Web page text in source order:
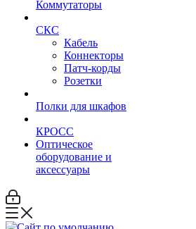
Коммутаторы
СКС
Кабель
Коннекторы
Патч-корды
Розетки
Полки для шкафов
КРОСС
Оптическое
оборудование и
аксессуары